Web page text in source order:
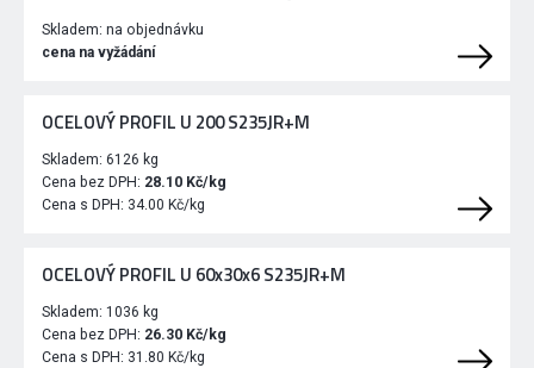
Skladem: na objednávku
cena na vyžádání
OCELOVÝ PROFIL U 200 S235JR+M
Skladem: 6126 kg
Cena bez DPH: 28.10 Kč/kg
Cena s DPH: 34.00 Kč/kg
OCELOVÝ PROFIL U 60x30x6 S235JR+M
Skladem: 1036 kg
Cena bez DPH: 26.30 Kč/kg
Cena s DPH: 31.80 Kč/kg